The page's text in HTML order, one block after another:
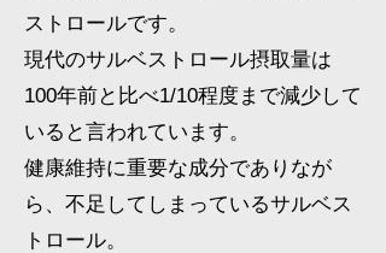
ストロールです。
現代のサルベストロール摂取量は
100年前と比べ1/10程度まで減少して
いると言われています。
健康維持に重要な成分でありなが
ら、不足してしまっているサルベス
トロール。